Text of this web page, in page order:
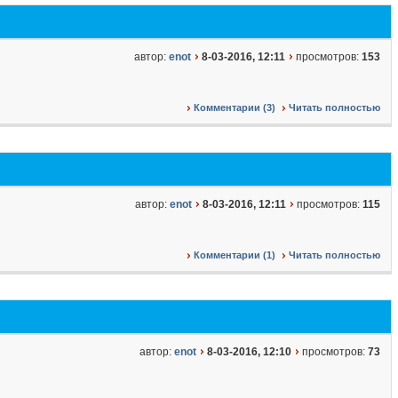
автор: enot 8-03-2016, 12:11 просмотров: 153
Комментарии (3) Читать полностью
автор: enot 8-03-2016, 12:11 просмотров: 115
Комментарии (1) Читать полностью
автор: enot 8-03-2016, 12:10 просмотров: 73